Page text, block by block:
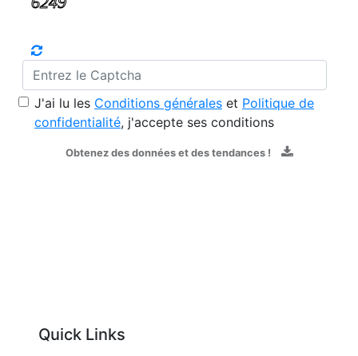
J'ai lu les Conditions générales et Politique de
confidentialité, j'accepte ses conditions
Obtenez des données et des tendances !
Quick Links